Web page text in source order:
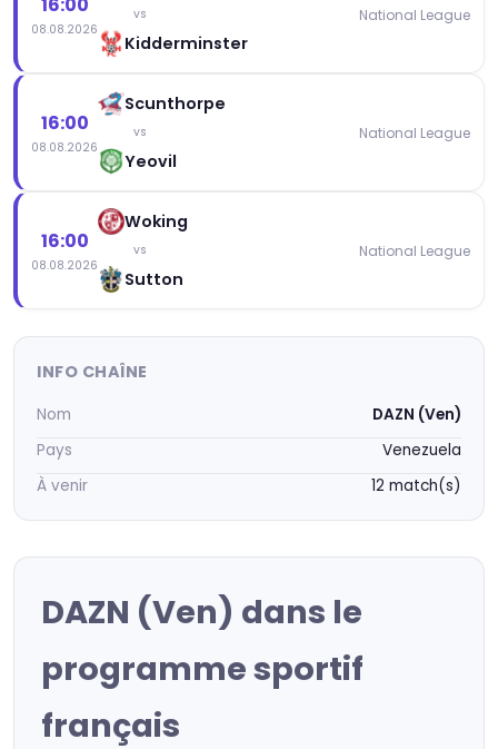
08.08.2026
vs
Kidderminster
National League
16:00
08.08.2026
Scunthorpe
vs
Yeovil
National League
16:00
08.08.2026
Woking
vs
Sutton
National League
INFO CHAÎNE
Nom
DAZN (Ven)
Pays
Venezuela
À venir
12 match(s)
DAZN (Ven) dans le
programme sportif
français